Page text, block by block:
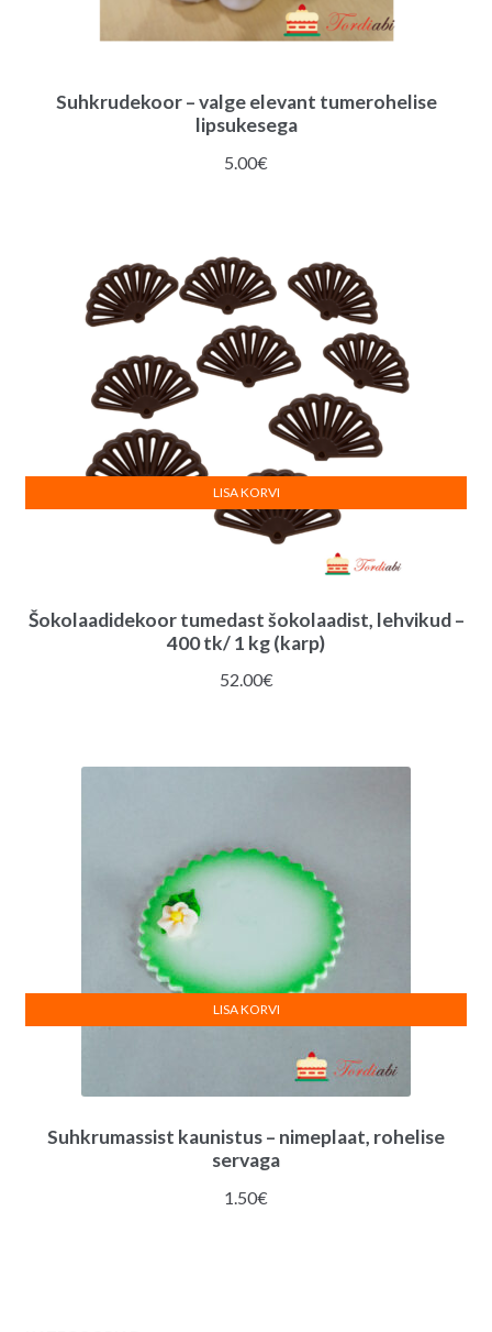
Suhkrudekoor – valge elevant tumerohelise
lipsukesega
5.00€
Šokolaadidekoor tumedast šokolaadist, lehvikud –
400 tk/ 1 kg (karp)
52.00€
LISA KORVI
Suhkrumassist kaunistus – nimeplaat, rohelise
servaga
1.50€
LISA KORVI